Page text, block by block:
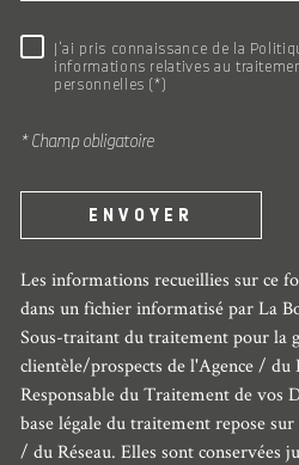
J'ai pris connaissance de la
informations relatives au
personnelles (*)
* Champ obligatoire
ENVOYER
Les informations recueillies sur ce
dans un fichier informatisé par La
Sous-traitant du traitement pour la
clientèle/prospects de l'Agence / du
Responsable du Traitement de vos
base légale du traitement repose
/ du Réseau. Elles sont conservées